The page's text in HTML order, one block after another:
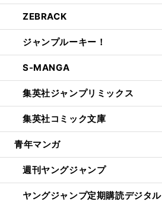
ZEBRACK
ジャンプルーキー！
S-MANGA
集英社ジャンプリミックス
集英社コミック文庫
青年マンガ
週刊ヤングジャンプ
ヤングジャンプ定期購読デジタル